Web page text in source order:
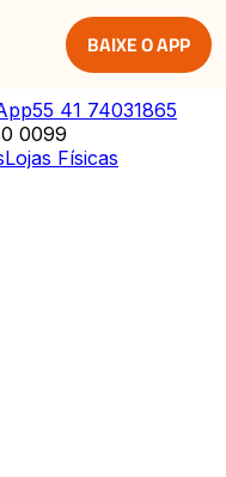
BAIXE O APP
55 41 74031865
0099
Lojas Físicas